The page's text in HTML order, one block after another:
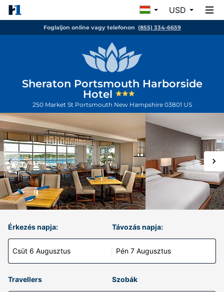
USD
Foglaljon online vagy telefonon (855) 334-6659
Sheraton Portsmouth Harborside
Hotel
250 Market St Portsmouth New Hampshire 03801 US
Érkezés napja:
Csüt 6 Augusztus
Távozás napja:
Pén 7 Augusztus
Travellers Szobák